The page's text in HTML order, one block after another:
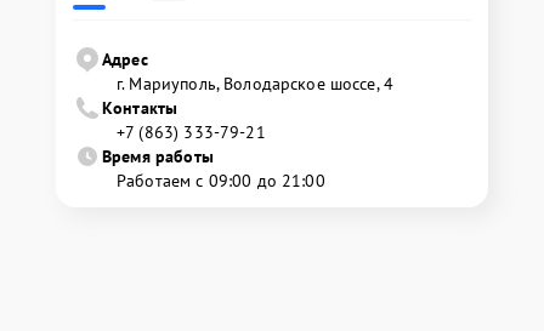
Адрес
г. Мариуполь, Володарское шоссе, 4
Контакты
+7 (863) 333-79-21
Время работы
Работаем с 09:00 до 21:00